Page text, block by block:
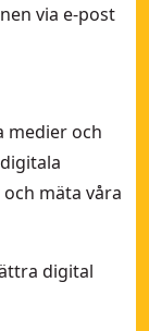
via e-post
medier och
mäta våra
digital